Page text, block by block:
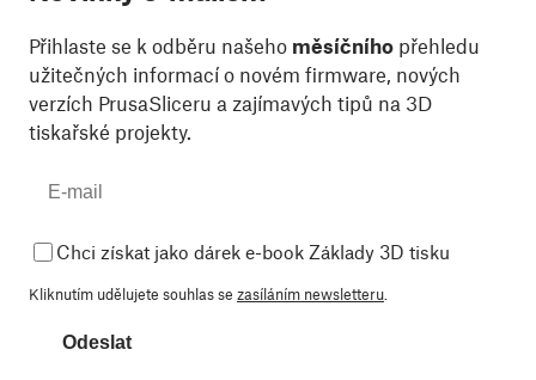
Přihlaste se k odběru našeho měsíčního přehledu
užitečných informací o novém firmware, nových
verzích PrusaSliceru a zajímavých tipů na 3D
tiskařské projekty.
Chci získat jako dárek e-book Základy 3D tisku
Kliknutím udělujete souhlas se zasíláním newsletteru
Odeslat